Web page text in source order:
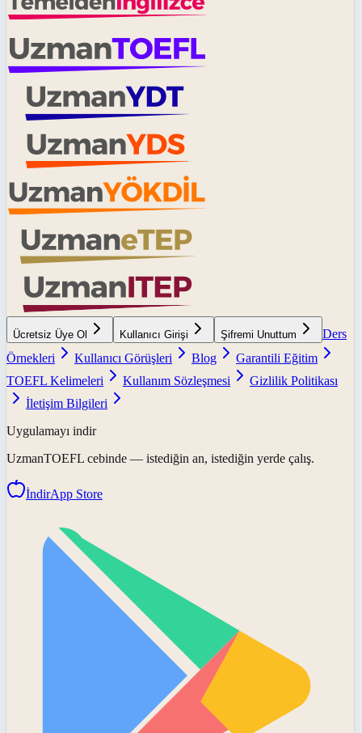
Ücretsiz Üye Ol Kullanıcı Girişi Şifremi Unuttum
Ders
Örnekleri
Kullanıcı Görüşleri Blog
Garantili Eğitim
TOEFL Kelimeleri
Kullanım Sözleşmesi
Gizlilik Politikası
İletişim Bilgileri
Uygulamayı indir
UzmanTOEFL cebinde — istediğin an, istediğin yerde çalış.
İndirApp Store